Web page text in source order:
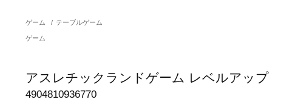
ゲーム / テーブルゲーム
ゲーム
アスレチックランドゲーム レベルアップ
4904810936770